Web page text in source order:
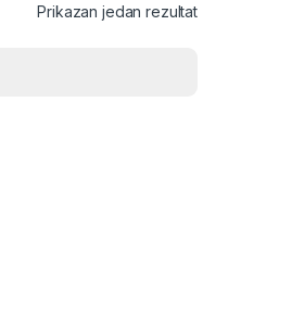
Prikazan jedan rezultat